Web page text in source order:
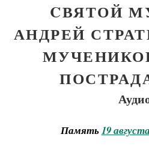
CВЯТОЙ
АНДРЕЙ
Память19